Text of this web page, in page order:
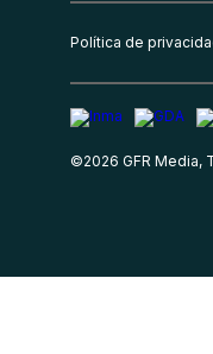
Política de
©2026 GFR Media,